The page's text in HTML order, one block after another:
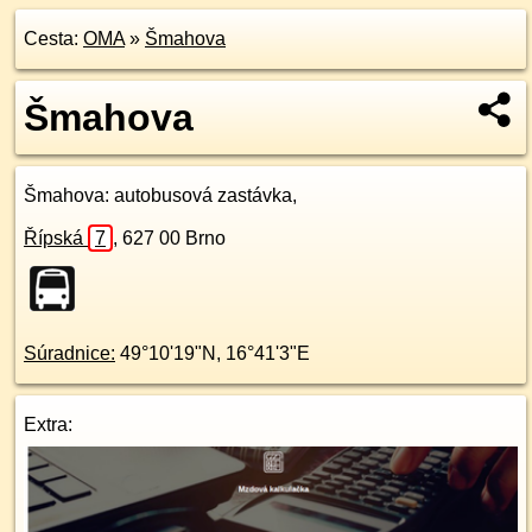
Cesta: OMA» Šmahova
Šmahova
Šmahova: autobusová zastávka,
Řípská 7 , 627 00 Brno
Súradnice: 49°10'19"N , 16°41'3"E
Extra: